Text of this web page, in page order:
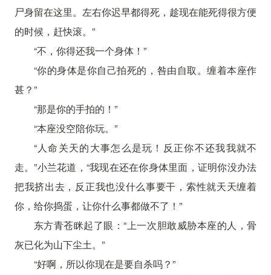
尸身留在这里。左右你迟早都得死，趁现在能死得很方便
的时候，赶快滚。”
“不，你得还我一个身体！”
“你的身体是你自己拍死的，咎由自取。缠着本座作
甚？”
“那是你的手拍的！”
“本座没空陪你玩。”
“人命关天的大事怎么是玩！反正你不还我我就不
走。”小兰花道，“我现在还在你身体里面，证明你没办法
把我挤出去，反正我也没什么事要干，索性就天天缠着
你，给你捣蛋，让你什么事都做不了！”
东方青苍眯起了眼：“上一次胆敢威胁本座的人，骨
灰已化为山下尘土。”
“好啊，所以你现在是要自杀吗？”